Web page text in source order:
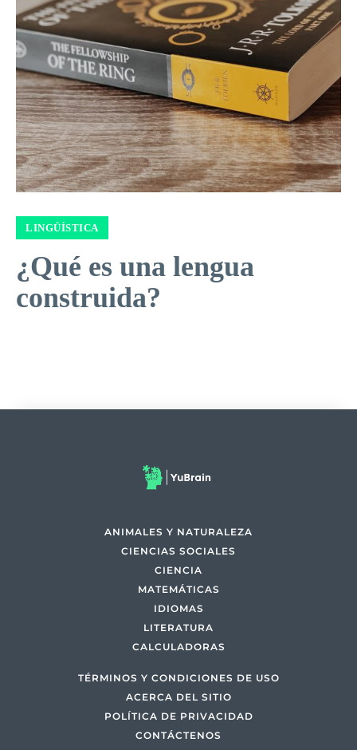
LINGÜÍSTICA
¿Qué es una lengua
construida?
ANIMALES Y NATURALEZA
CIENCIAS SOCIALES
CIENCIA
MATEMÁTICAS
IDIOMAS
LITERATURA
CALCULADORAS
TÉRMINOS Y CONDICIONES DE USO
ACERCA DEL SITIO
POLÍTICA DE PRIVACIDAD
CONTÁCTENOS